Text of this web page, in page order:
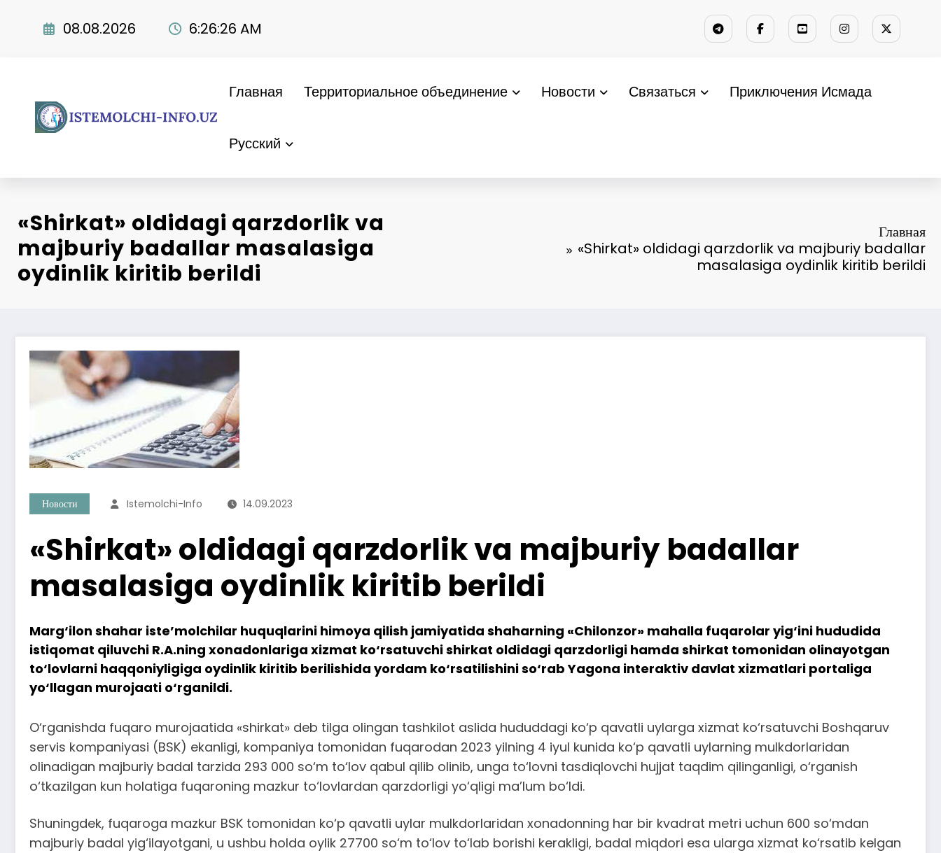
08.08.2026 6:26:27 AM
Главная Территориальное объединение Новости Связаться Приключения Исмада
Русский
«Shirkat» oldidagi qarzdorlik va
majburiy badallar masalasiga
oydinlik kiritib berildi
Главная
«Shirkat» oldidagi qarzdorlik va majburiy badallar
masalasiga oydinlik kiritib berildi
Новости Istemolchi-Info 14.09.2023
«Shirkat» oldidagi qarzdorlik va majburiy badallar
masalasiga oydinlik kiritib berildi
Marg‘ilon shahar iste’molchilar huquqlarini himoya qilish jamiyatida shaharning «Chilonzor» mahalla fuqarolar yig‘ini hududida
istiqomat qiluvchi R.A.ning xonadonlariga xizmat ko‘rsatuvchi shirkat oldidagi qarzdorligi hamda shirkat tomonidan olinayotgan
to‘lovlarni haqqoniyligiga oydinlik kiritib berilishida yordam ko‘rsatilishini so‘rab Yagona interaktiv davlat xizmatlari portaliga
yo‘llagan murojaati o‘rganildi.
O‘rganishda fuqaro murojaatida «shirkat» deb tilga olingan tashkilot aslida hududdagi ko‘p qavatli uylarga xizmat ko‘rsatuvchi Boshqaruv
servis kompaniyasi (BSK) ekanligi, kompaniya tomonidan fuqarodan 2023 yilning 4 iyul kunida ko‘p qavatli uylarning mulkdorlaridan
olinadigan majburiy badal tarzida 293 000 so‘m to‘lov qabul qilib olinib, unga to‘lovni tasdiqlovchi hujjat taqdim qilinganligi, o‘rganish
o‘tkazilgan kun holatiga fuqaroning mazkur to‘lovlardan qarzdorligi yo‘qligi ma’lum bo‘ldi.
Shuningdek, fuqaroga mazkur BSK tomonidan ko‘p qavatli uylar mulkdorlaridan xonadonning har bir kvadrat metri uchun 600 so‘mdan
majburiy badal yig‘ilayotgani, u ushbu holda oylik 27700 so‘m to‘lov to‘lab borishi kerakligi, badal miqdori esa ularga xizmat ko‘rsatib kelgan